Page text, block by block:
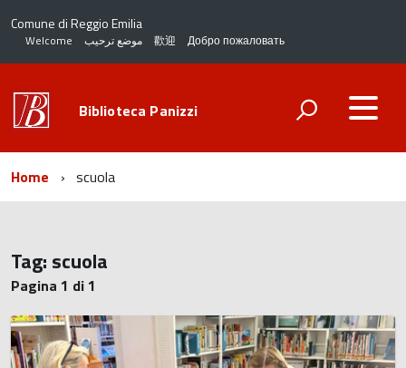
Comune di Reggio Emilia
Welcome موضع ترحيب 歡迎 Добро пожаловать
Biblioteca Panizzi
Home scuola
Tag: scuola
Pagina 1 di 1